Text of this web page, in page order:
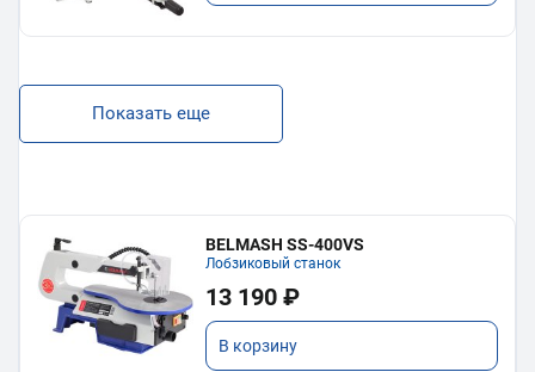
Показать еще
BELMASH SS-400VS
Лобзиковый станок
13 190 ₽
В корзину